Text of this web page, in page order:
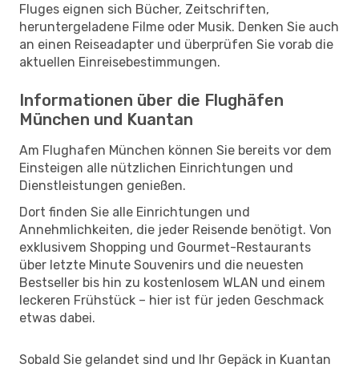
Fluges eignen sich Bücher, Zeitschriften,
heruntergeladene Filme oder Musik. Denken Sie auch
an einen Reiseadapter und überprüfen Sie vorab die
aktuellen Einreisebestimmungen.
Informationen über die Flughäfen
München und Kuantan
Am Flughafen München können Sie bereits vor dem
Einsteigen alle nützlichen Einrichtungen und
Dienstleistungen genießen.
Dort finden Sie alle Einrichtungen und
Annehmlichkeiten, die jeder Reisende benötigt. Von
exklusivem Shopping und Gourmet-Restaurants
über letzte Minute Souvenirs und die neuesten
Bestseller bis hin zu kostenlosem WLAN und einem
leckeren Frühstück – hier ist für jeden Geschmack
etwas dabei.
Sobald Sie gelandet sind und Ihr Gepäck in Kuantan